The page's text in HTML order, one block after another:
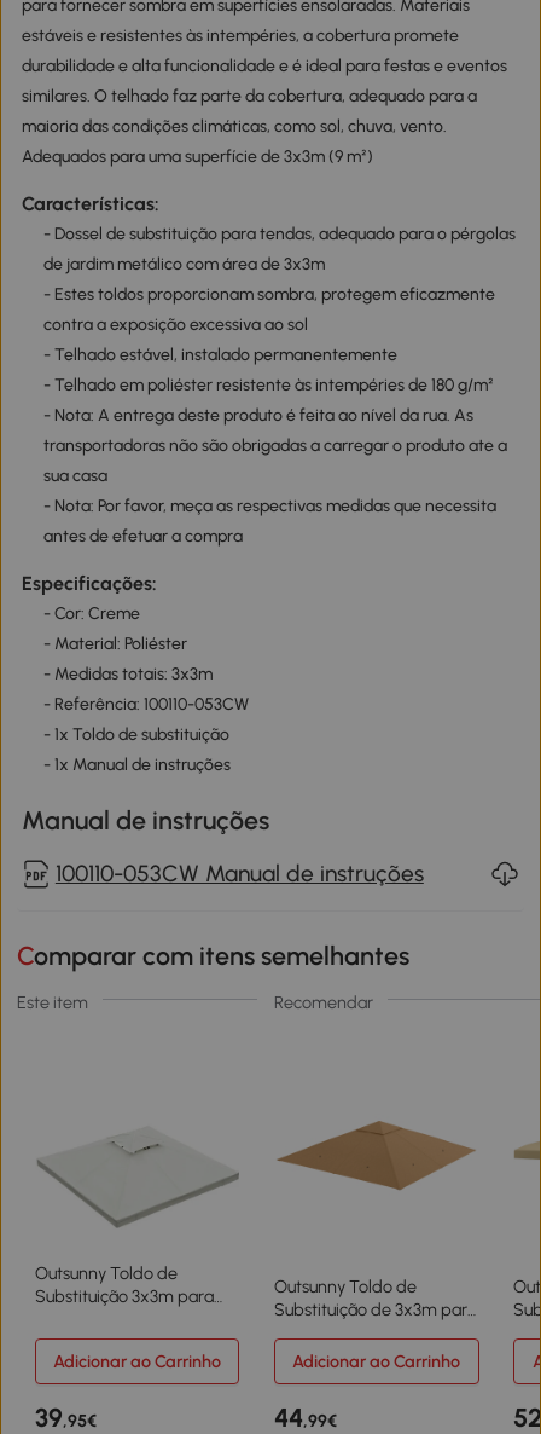
para fornecer sombra em superfícies ensolaradas. Materiais
estáveis e resistentes às intempéries, a cobertura promete
durabilidade e alta funcionalidade e é ideal para festas e eventos
similares. O telhado faz parte da cobertura, adequado para a
maioria das condições climáticas, como sol, chuva, vento.
Adequados para uma superfície de 3x3m (9 m²)
Características:
- Dossel de substituição para tendas, adequado para o pérgolas
de jardim metálico com área de 3x3m
- Estes toldos proporcionam sombra, protegem eficazmente
contra a exposição excessiva ao sol
- Telhado estável, instalado permanentemente
- Telhado em poliéster resistente às intempéries de 180 g/m²
- Nota: A entrega deste produto é feita ao nível da rua. As
transportadoras não são obrigadas a carregar o produto ate a
sua casa
- Nota: Por favor, meça as respectivas medidas que necessita
antes de efetuar a compra
Especificações:
- Cor: Creme
- Material: Poliéster
- Medidas totais: 3x3m
- Referência: 100110-053CW
- 1x Toldo de substituição
- 1x Manual de instruções
Manual de instruções
100110-053CW Manual de instruções
Comparar com itens semelhantes
Este item Recomendar
Outsunny Toldo de
Substituição 3x3m para
Substituição de Pérgolas
de Jardim Creme
Outsunny Toldo de
Substituição de 3x3m para
Orifícios de Drenagem e
Ventilação Bege
de
Adicionar ao Carrinho Adicionar ao Carrinho
39,95€ 44,99€